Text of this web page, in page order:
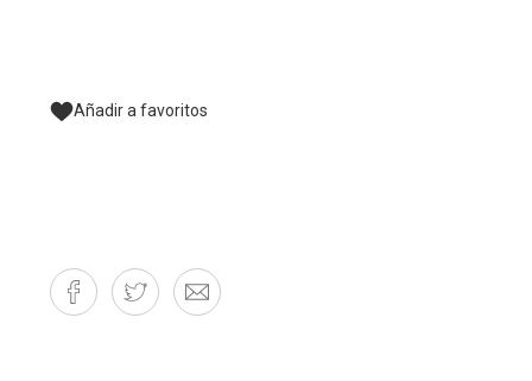
Añadir a favoritos